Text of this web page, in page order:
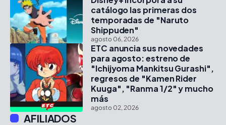
catálogo las primeras dos
temporadas de "Naruto
Shippuden"
agosto 06, 2026
ETC anuncia sus novedades
para agosto: estreno de
"Ichijyoma Mankitsu Gurashi",
regresos de "Kamen Rider
Kuuga", "Ranma 1/2" y mucho
más
agosto 02, 2026
AFILIADOS